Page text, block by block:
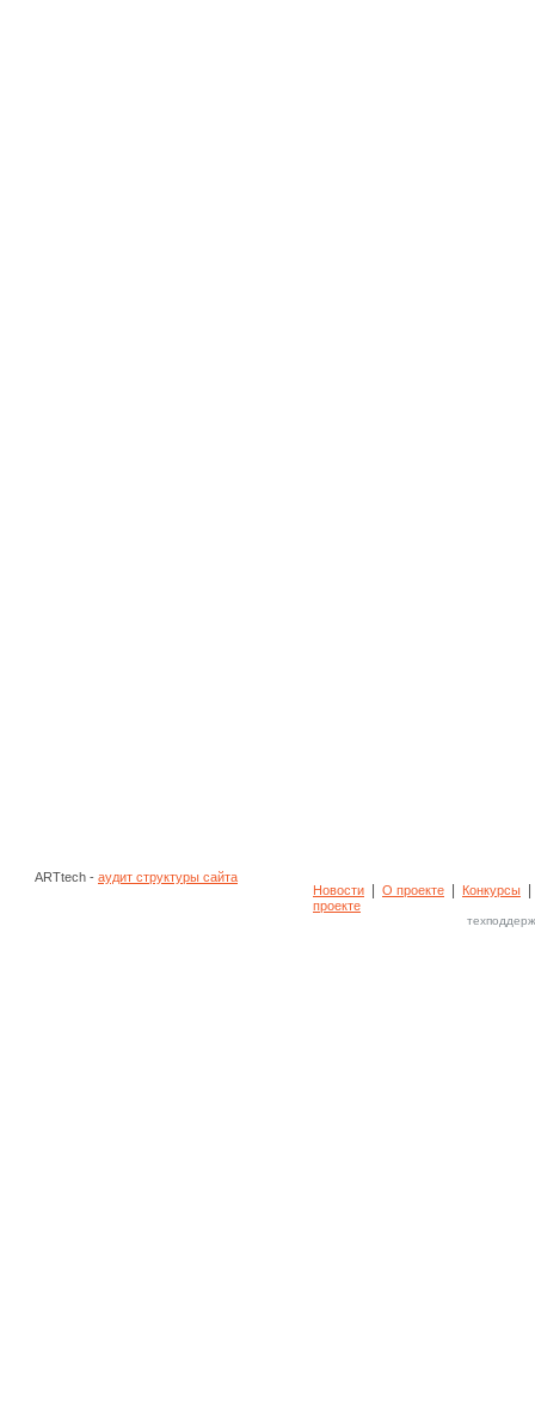
ARTtech - аудит структуры сайта
Новости
О проекте Конкурсы
проекте